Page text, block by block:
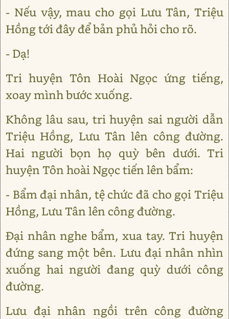
- Nếu vậy, mau cho gọi Lưu Tân, Triệu
Hồng tới đây để bản phủ hỏi cho rõ.
- Dạ!
Tri huyện Tôn Hoài Ngọc ứng tiếng,
xoay mình bước xuống.
Không lâu sau, tri huyện sai người dẫn
Triệu Hồng, Lưu Tân lên công đường.
Hai người bọn họ quỳ bên dưới. Tri
huyện Tôn hoài Ngọc tiến lên bẩm:
- Bẩm đại nhân, tệ chức đã cho gọi Triệu
Hồng, Lưu Tân lên công đường.
Đại nhân nghe bẩm, xua tay. Tri huyện
đứng sang một bên. Lưu đại nhân nhìn
xuống hai người đang quỳ dưới công
đường.
Lưu đại nhân ngồi trên công đường